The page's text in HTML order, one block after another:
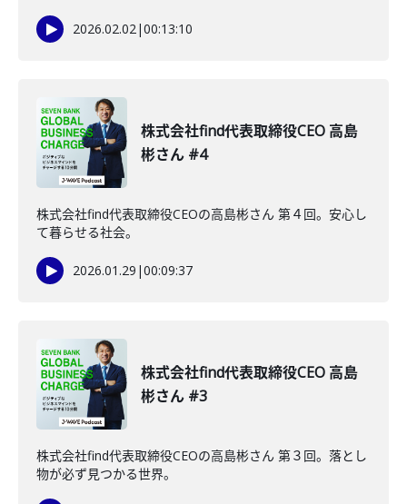
2026.02.02|00:13:10
株式会社find代表取締役CEO 高島
彬さん #4
株式会社find代表取締役CEOの高島彬さん 第４回。安心し
て暮らせる社会。
2026.01.29 |00:09:37
株式会社find代表取締役CEO 高島
彬さん #3
株式会社find代表取締役CEOの高島彬さん 第３回。落とし
物が必ず見つかる世界。